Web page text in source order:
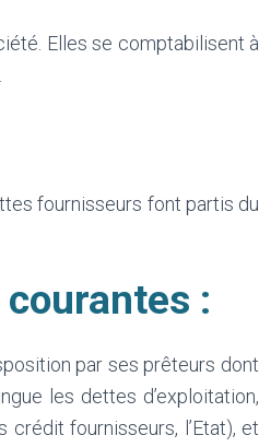
Elles se comptabilisent à
fournisseurs font partis du
:
par ses prêteurs dont
les dettes d’exploitation,
fournisseurs, l’Etat), et